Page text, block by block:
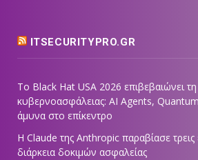
ITSECURITYPRO.GR
Το Black Hat USA 2026 επιβεβαιώνει
κυβερνοασφάλειας: AI Agents,
άμυνα στο επίκεντρο
Η Claude της Anthropic παραβίασε τρεις
διάρκεια δοκιμών ασφαλείας